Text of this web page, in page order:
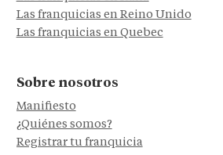
Las franquicias en Reino Unido
Las franquicias en Quebec
Sobre nosotros
Manifiesto
¿Quiénes somos?
Registrar tu franquicia